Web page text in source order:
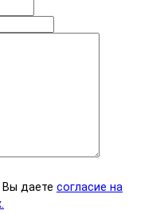
Вы даете согласие на